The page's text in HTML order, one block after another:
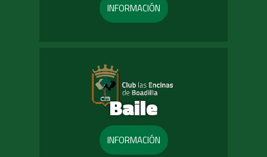
INFORMACIÓN
Baile
INFORMACIÓN